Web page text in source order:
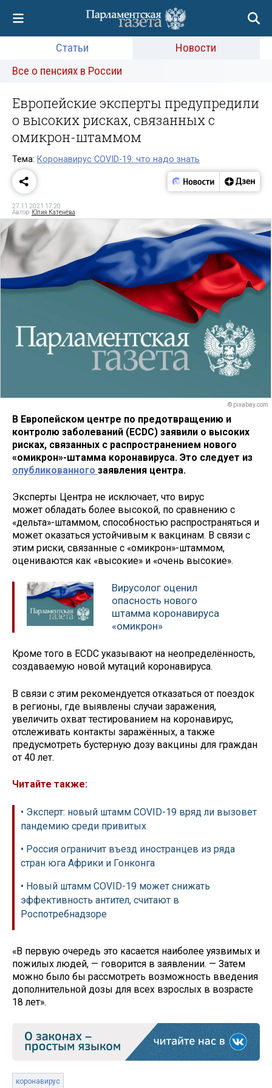
Статьи
Новости
Все о пенсиях в России
Европейские эксперты предупредили
о высоких рисках, связанных с
омикрон-штаммом
Тема: Коронавирус COVID-19: что надо знать
27.11.2021 17:20
Автор: Юлия Катенёва
© pixabay.com
В Европейском центре по предотвращению и
контролю заболеваний (ECDC) заявили о высоких
рисках, связанных с распространением нового
«омикрон»-штамма коронавируса. Это следует из
опубликованного заявления центра.
Эксперты Центра не исключает, что вирус
может обладать более высокой, по сравнению с
«дельта»-штаммом, способностью распространяться и
может оказаться устойчивым к вакцинам. В связи с
этим риски, связанные с «омикрон»-штаммом,
оцениваются как «высокие» и «очень высокие».
Вирусолог оценил
опасность нового
штамма коронавируса
«омикрон»
Кроме того в ECDC указывают на неопределённость,
создаваемую новой мутаций коронавируса.
В связи с этим рекомендуется отказаться от поездок
в регионы, где выявлены случаи заражения,
увеличить охват тестированием на коронавирус,
отслеживать контакты заражённых, а также
предусмотреть бустерную дозу вакцины для граждан
от 40 лет.
Читайте также:
• Эксперт: новый штамм COVID-19 вряд ли вызовет
пандемию среди привитых
• Россия ограничит въезд иностранцев из ряда
стран юга Африки и Гонконга
• Новый штамм COVID-19 может снижать
эффективность антител, считают в
Роспотребнадзоре
«В первую очередь это касается наиболее уязвимых и
пожилых людей, — говорится в заявлении. — Затем
можно было бы рассмотреть возможность введения
дополнительной дозы для всех взрослых в возрасте
18 лет».
коронавирус